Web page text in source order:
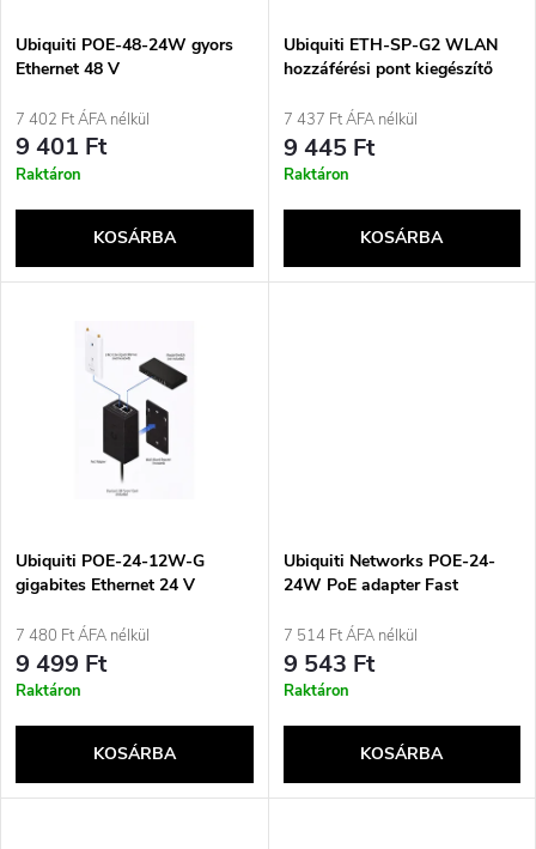
e
k
r
n
é
s
e
é
k
e
k
l
j
a
Ubiquiti POE-48-24W gyors
Ethernet 48 V
7 402 Ft ÁFA nélkül
9 401 Ft
Raktáron
KOSÁRBA
Ubiquiti ETH-SP-G2 WLAN
hozzáférési pont kiegészítő
7 437 Ft ÁFA nélkül
9 445 Ft
Raktáron
KOSÁRBA
Ubiquiti POE-24-12W-G
gigabites Ethernet 24 V
7 480 Ft ÁFA nélkül
9 499 Ft
Raktáron
KOSÁRBA
Ubiquiti Networks POE-24-
24W PoE adapter Fast
7 514 Ft ÁFA nélkül
9 543 Ft
Raktáron
KOSÁRBA